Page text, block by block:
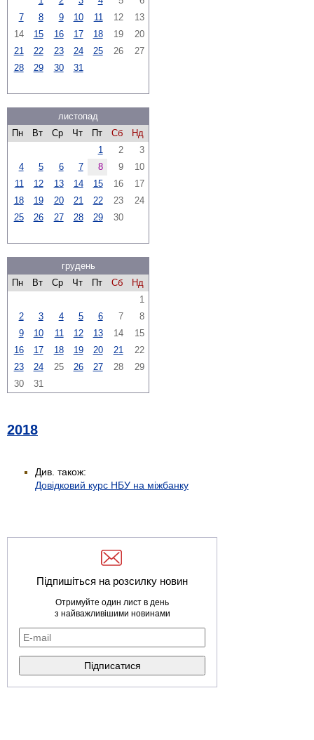
7
8 9 10 11 12
13
14
15 16 17 18 19
20
21
22 23 24 25 26
27
28
29 30 31
листопад
Пн
Вт Ср Чт Пт Сб
Нд
1
2
3
4
5 6 7 8 9
10
11
12 13 14 15 16
17
18
19 20 21 22 23
24
25
26 27 28 29 30
грудень
Пн
Вт Ср Чт Пт Сб
Нд
1
2
3 4 5 6 7
8
9
10 11 12 13 14
15
16
17 18 19 20 21
22
23
24 25 26 27 28
29
30
31
2018
Див. також:
Довідковий курс НБУ на міжбанку
Підпишіться на розсилку новин
Отримуйте один лист в день
з найважливішими новинами